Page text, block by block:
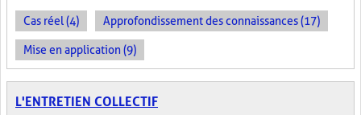
Cas réel (4) Approfondissement des connaissances (17)
Mise en application (9)
L'ENTRETIEN COLLECTIF